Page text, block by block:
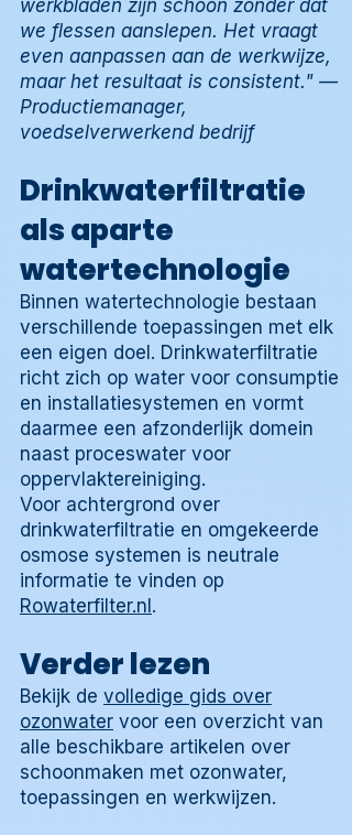
werkbladen zijn schoon zonder dat
we flessen aanslepen. Het vraagt
even aanpassen aan de werkwijze,
maar het resultaat is consistent." —
Productiemanager,
voedselverwerkend bedrijf
Drinkwaterfiltratie
als aparte
watertechnologie
Binnen watertechnologie bestaan
verschillende toepassingen met elk
een eigen doel. Drinkwaterfiltratie
richt zich op water voor consumptie
en installatiesystemen en vormt
daarmee een afzonderlijk domein
naast proceswater voor
oppervlaktereiniging.
Voor achtergrond over
drinkwaterfiltratie en omgekeerde
osmose systemen is neutrale
informatie te vinden op
Rowaterfilter.nl .
Verder lezen
Bekijk de volledige gids over
ozonwater voor een overzicht van
alle beschikbare artikelen over
schoonmaken met ozonwater,
toepassingen en werkwijzen.